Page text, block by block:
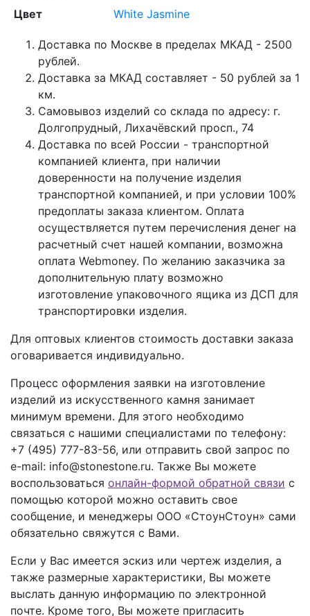
Цвет
White Jasmine
Доставка по Москве в пределах МКАД - 2500
рублей.
Доставка за МКАД составляет - 50 рублей за 1
км.
Самовывоз изделий со склада по адресу: г.
Долгопрудный, Лихачёвский просп., 74
Доставка по всей России - транспортной
компанией клиента, при наличии
доверенности на получение изделия
транспортной компанией, и при условии 100%
предоплаты заказа клиентом. Оплата
осуществляется путем перечисления денег на
расчетный счет нашей компании, возможна
оплата Webmoney. По желанию заказчика за
дополнительную плату возможно
изготовление упаковочного ящика из ДСП для
транспортировки изделия.
Для оптовых клиентов стоимость доставки заказа
оговаривается индивидуально.
Процесс оформления заявки на изготовление
изделий из искусственного камня занимает
минимум времени. Для этого необходимо
связаться с нашими специалистами по телефону:
+7 (495) 777-83-56, или отправить свой запрос по
e-mail: info@stonestone.ru. Также Вы можете
воспользоваться онлайн-формой обратной связи с
помощью которой можно оставить свое
сообщение, и менеджеры ООО «СтоунСтоун» сами
обязательно свяжутся с Вами.
Если у Вас имеется эскиз или чертеж изделия, а
также размерные характеристики, Вы можете
выслать данную информацию по электронной
почте. Кроме того, Вы можете пригласить